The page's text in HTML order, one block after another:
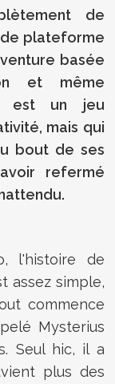
de
de plateforme
basée
et même
est un jeu
mais qui
bout de ses
refermé
l'histoire de
assez simple,
commence
Mysterius
Seul hic, il a
plus des